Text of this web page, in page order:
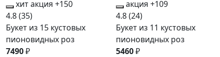
хитакция +150
4.8(35)
Букет из 15 кустовых
пионовидных роз
7490₽
акция +109
4.8(24)
Букет из 11 кустовых
пионовидных роз
5460₽